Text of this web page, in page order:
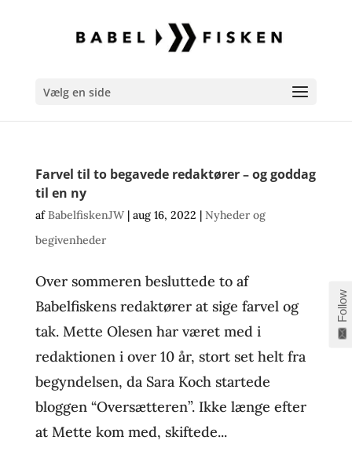
Vælg en side
Farvel til to begavede redaktører – og goddag
til en ny
afBabelfiskenJW| aug 16, 2022 | Nyheder og
begivenheder
Over sommeren besluttede to af
Babelfiskens redaktører at sige farvel og
tak. Mette Olesen har været med i
redaktionen i over 10 år, stort set helt fra
begyndelsen, da Sara Koch startede
bloggen “Oversætteren”. Ikke længe efter
at Mette kom med, skiftede...
Follow